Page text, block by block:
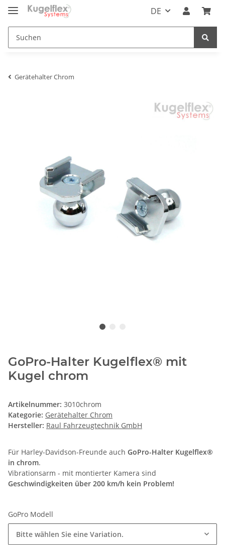
DE
Gerätehalter Chrom
GoPro-Halter Kugelflex® mit
Kugel chrom
Artikelnummer: 3010chrom
Kategorie: Gerätehalter Chrom
Hersteller: Raul Fahrzeugtechnik GmbH
Für Harley-Davidson-Freunde auch GoPro-Halter Kugelflex®
in chrom.
Vibrationsarm - mit montierter Kamera sind
Geschwindigkeiten über 200 km/h kein Problem!
GoPro Modell
Bitte wählen Sie eine Variation.